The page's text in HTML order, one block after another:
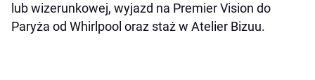
lub wizerunkowej, wyjazd na Premier Vision do
Paryża od Whirlpool oraz staż w Atelier Bizuu.